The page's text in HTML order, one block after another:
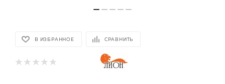
В ИЗБРАННОЕ СРАВНИТЬ